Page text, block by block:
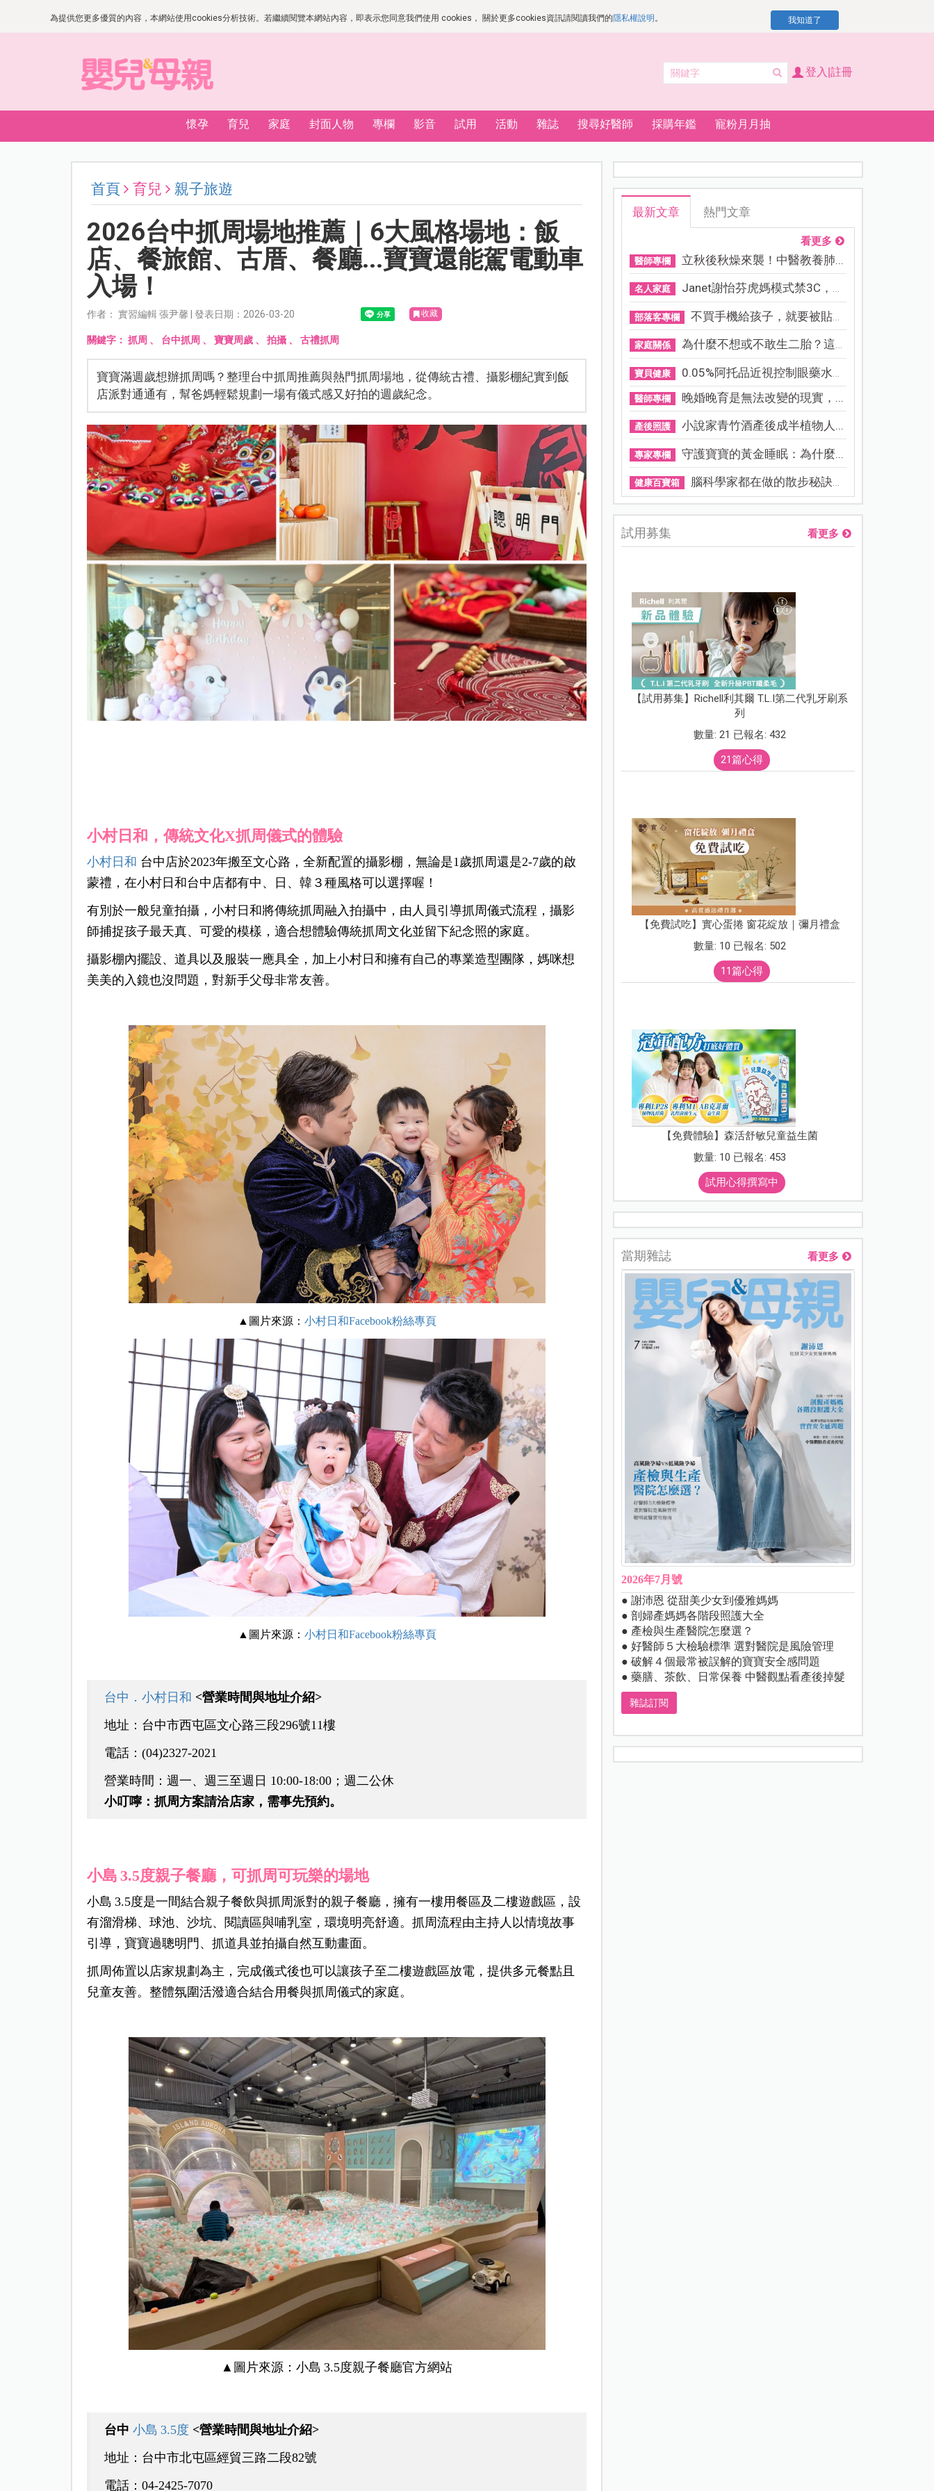
為提供您更多優質的內容，本網站使用cookies分析技術。若繼續閱覽本網站內容，即表示您同意我們使用 cookies， 關於更多cookies資訊請閱讀我們的隱私權說明 。 我知道了
登入|註冊
懷孕 育兒 家庭 封面人物 專欄 影音 試用 活動 雜誌 搜尋好醫師 採購年鑑 寵粉月月抽
首頁 育兒 親子旅遊
2026台中抓周場地推薦｜6大風格場地：飯
店、餐旅館、古厝、餐廳...寶寶還能駕電動車
入場！
作者： 實習編輯 張尹馨 | 發表日期：2026-03-20 收藏
關鍵字： 抓周 、 台中抓周 、 寶寶周歲、 拍攝、 古禮抓周
寶寶滿週歲想辦抓周嗎？整理台中抓周推薦與熱門抓周場地，從傳統古禮、攝影棚紀實到飯
店派對通通有，幫爸媽輕鬆規劃一場有儀式感又好拍的週歲紀念。
小村日和，傳統文化X抓周儀式的體驗
小村日和 台中店於2023年搬至文心路，全新配置的攝影棚，無論是1歲抓周還是2-7歲的啟
蒙禮，在小村日和台中店都有中、日、韓３種風格可以選擇喔！
有別於一般兒童拍攝，小村日和將傳統抓周融入拍攝中，由人員引導抓周儀式流程，攝影
師捕捉孩子最天真、可愛的模樣，適合想體驗傳統抓周文化並留下紀念照的家庭。
攝影棚內擺設、道具以及服裝一應具全，加上小村日和擁有自己的專業造型團隊，媽咪想
美美的入鏡也沒問題，對新手父母非常友善。
▲圖片來源： 小村日和Facebook粉絲專頁
▲圖片來源： 小村日和Facebook粉絲專頁
台中．小村日和 <營業時間與地址介紹>
地址：台中市西屯區文心路三段296號11樓
電話：(04)2327-2021
營業時間：週一、週三至週日 10:00-18:00；週二公休
小叮嚀：抓周方案請洽店家，需事先預約。
小島 3.5度親子餐廳，可抓周可玩樂的場地
小島 3.5度是一間結合親子餐飲與抓周派對的親子餐廳，擁有一樓用餐區及二樓遊戲區，設
有溜滑梯、球池、沙坑、閱讀區與哺乳室，環境明亮舒適。抓周流程由主持人以情境故事
引導，寶寶過聰明門、抓道具並拍攝自然互動畫面。
抓周佈置以店家規劃為主，完成儀式後也可以讓孩子至二樓遊戲區放電，提供多元餐點且
兒童友善。整體氛圍活潑適合結合用餐與抓周儀式的家庭。
▲圖片來源： 小島 3.5度親子餐廳官方網站
台中 小島 3.5度 <營業時間與地址介紹>
地址：台中市北屯區經貿三路二段82號
電話：04‑2425‑7070
最新文章 熱門文章
看更多
醫師專欄 立秋後秋燥來襲！中醫教養肺...
名人家庭 Janet謝怡芬虎媽模式禁3C，看...
部落客專欄 不買手機給孩子，就要被貼「...
家庭關係 為什麼不想或不敢生二胎？這8...
寶貝健康 0.05%阿托品近視控制眼藥水納...
醫師專欄 晚婚晚育是無法改變的現實，...
產後照護 小說家青竹酒產後成半植物人...
專家專欄 守護寶寶的黃金睡眠：為什麼...
健康百寶箱 腦科學家都在做的散步秘訣！...
試用募集 看更多
【試用募集】Richell利其爾 T.L.I第二代乳牙刷系
列
數量: 21 已報名: 432
21篇心得
【免費試吃】實心蛋捲 窗花綻放｜彌月禮盒
數量: 10 已報名: 502
11篇心得
【免費體驗】森活舒敏兒童益生菌
數量: 10 已報名: 453
試用心得撰寫中
當期雜誌 看更多
2026年7月號
● 謝沛恩 從甜美少女到優雅媽媽
● 剖婦產媽媽各階段照護大全
● 產檢與生產醫院怎麼選？
● 好醫師５大檢驗標準 選對醫院是風險管理
● 破解４個最常被誤解的寶寶安全感問題
● 藥膳、茶飲、日常保養 中醫觀點看產後掉髮
雜誌訂閱